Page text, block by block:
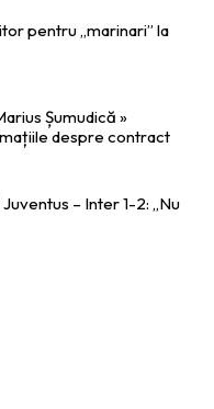
pentru „marinari” la
Șumudică »
despre contract
– Inter 1-2: „Nu